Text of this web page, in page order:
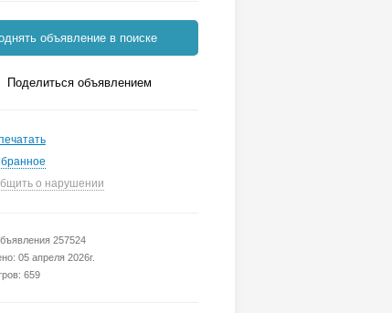
объявление в поиске
Поделиться объявлением
о нарушении
257524
05 апреля 2026г.
659